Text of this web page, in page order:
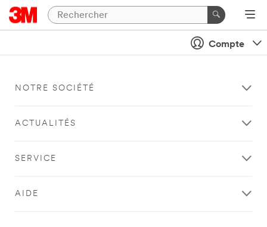
Compte
NOTRE SOCIÉTÉ
ACTUALITÉS
SERVICE
AIDE